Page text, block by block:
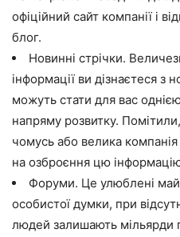
офіційний сайт компанії і
блог.
Новинні стрічки.
інформації ви дізнаєтеся з
можуть стати для вас
напряму розвитку.
чомусь або велика
на озброєння цю
Форуми. Це улюблені
особистої думки, при
людей залишають мільярди